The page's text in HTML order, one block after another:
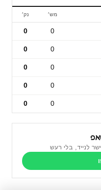
מש׳ נק׳
0
0
0
0
0
0
0
0
0
0
לנייד, בלי רעש